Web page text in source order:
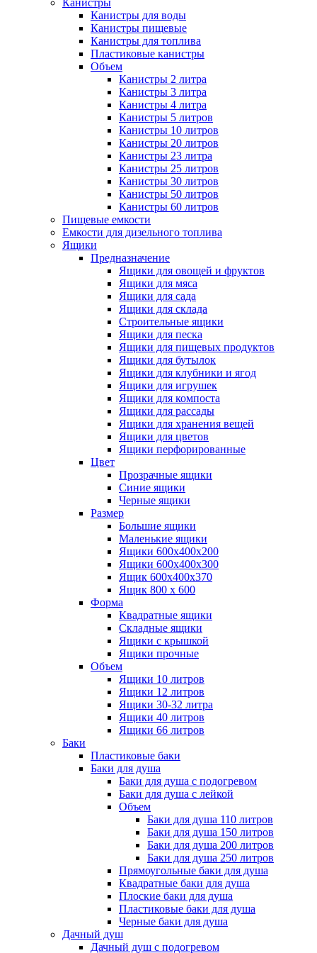
Канистры для воды
Канистры пищевые
Канистры для топлива
Пластиковые канистры
Объем
Канистры 2 литра
Канистры 3 литра
Канистры 4 литра
Канистры 5 литров
Канистры 10 литров
Канистры 20 литров
Канистры 23 литра
Канистры 25 литров
Канистры 30 литров
Канистры 50 литров
Канистры 60 литров
Пищевые емкости
Емкости для дизельного топлива
Ящики
Предназначение
Ящики для овощей и фруктов
Ящики для мяса
Ящики для сада
Ящики для склада
Строительные ящики
Ящики для песка
Ящики для пищевых продуктов
Ящики для бутылок
Ящики для клубники и ягод
Ящики для игрушек
Ящики для компоста
Ящики для рассады
Ящики для хранения вещей
Ящики для цветов
Ящики перфорированные
Цвет
Прозрачные ящики
Синие ящики
Черные ящики
Размер
Большие ящики
Маленькие ящики
Ящики 600х400х200
Ящики 600х400х300
Ящик 600х400х370
Ящик 800 х 600
Форма
Квадратные ящики
Складные ящики
Ящики с крышкой
Ящики прочные
Объем
Ящики 10 литров
Ящики 12 литров
Ящики 30-32 литра
Ящики 40 литров
Ящики 66 литров
Баки
Пластиковые баки
Баки для душа
Баки для душа с подогревом
Баки для душа с лейкой
Объем
Баки для душа 110 литров
Баки для душа 150 литров
Баки для душа 200 литров
Баки для душа 250 литров
Прямоугольные баки для душа
Квадратные баки для душа
Плоские баки для душа
Пластиковые баки для душа
Черные баки для душа
Дачный душ
Дачный душ с подогревом